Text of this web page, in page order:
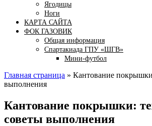
Ягодицы
Ноги
КАРТА САЙТА
ФОК ГАЗОВИК
Общая информация
Спартакиада ГПУ «ШГВ»
Мини-футбол
Главная страница » Кантование
выполнения
Кантование покрышки:
советы выполнения